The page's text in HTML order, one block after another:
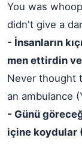
You was
didn't give a
- İnsanların
men ettirdin
Never thought
an ambulance
- Günü
içine koydular